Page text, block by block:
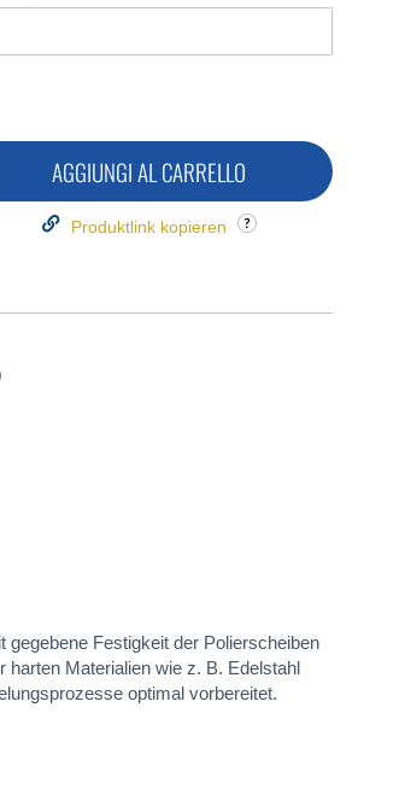
AGGIUNGI AL CARRELLO
Produktlink kopieren
Festigkeit der Polierscheiben
harten Materialien wie z. B. Edelstahl
optimal vorbereitet.